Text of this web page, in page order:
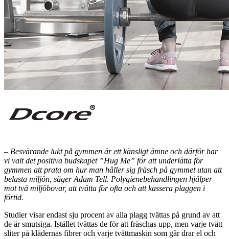
– Besvärande lukt på gymmen är ett känsligt ämne och därför har
vi valt det positiva budskapet ”Hug Me” för att underlätta för
gymmen att prata om hur man håller sig fräsch på gymmet utan att
belasta miljön, säger Adam Tell. Polygienebehandlingen hjälper
mot två miljöbovar, att tvätta för ofta och att kassera plaggen i
förtid.
Studier visar endast sju procent av alla plagg tvättas på grund av att
de är smutsiga. Istället tvättas de för att fräschas upp, men varje tvätt
sliter på klädernas fibrer och varje tvättmaskin som går drar el och